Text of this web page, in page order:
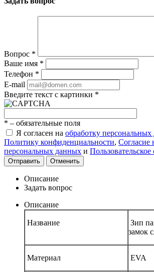
Вопрос *
Ваше имя *
Телефон *
E-mail
Введите текст с картинки *
* – обязательные поля
Я согласен на обработку
Политику конфиденциальности, Согласие
персональных данных и
Отправить Отменить
Описание
Задать вопрос
Описание
Название
Зип
замок
Материал EVA